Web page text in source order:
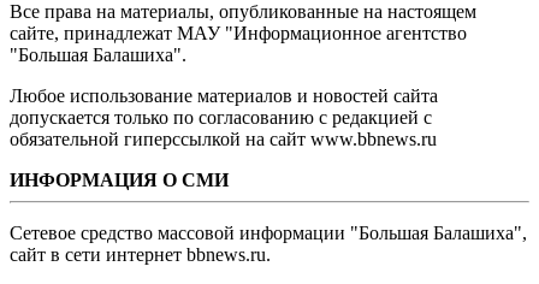
Все права на материалы, опубликованные на настоящем
сайте, принадлежат МАУ "Информационное агентство
"Большая Балашиха".
Любое использование материалов и новостей сайта
допускается только по согласованию с редакцией с
обязательной гиперссылкой на сайт www.bbnews.ru
ИНФОРМАЦИЯ О СМИ
Сетевое средство массовой информации "Большая Балашиха",
сайт в сети интернет bbnews.ru.